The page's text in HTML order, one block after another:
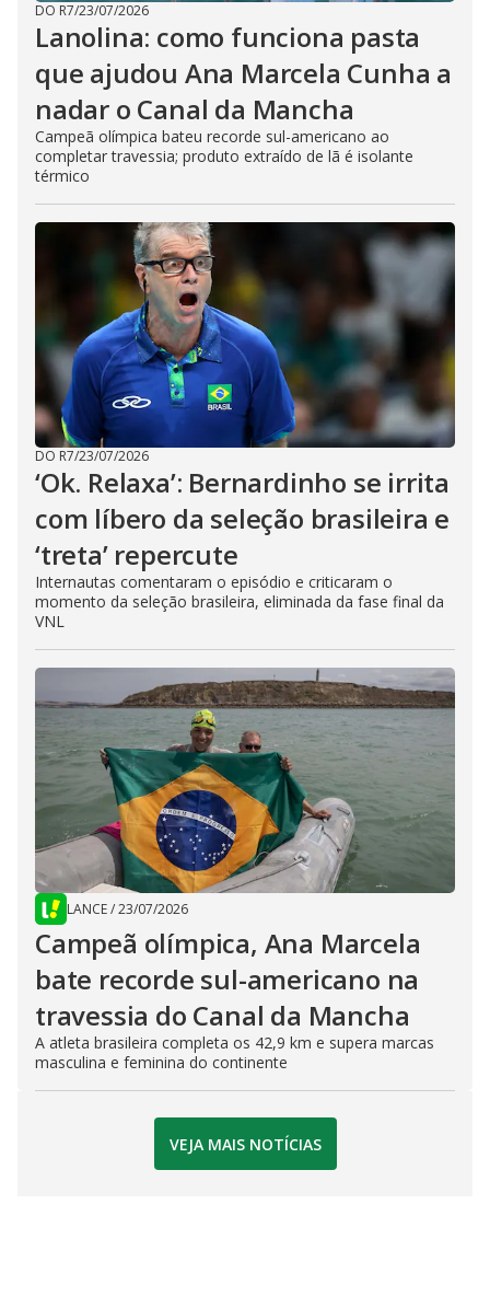
DO R7/23/07/2026
Lanolina: como funciona pasta
que ajudou Ana Marcela Cunha a
nadar o Canal da Mancha
Campeã olímpica bateu recorde sul-americano ao
completar travessia; produto extraído de lã é isolante
térmico
DO R7/23/07/2026
‘Ok. Relaxa’: Bernardinho se irrita
com líbero da seleção brasileira e
‘treta’ repercute
Internautas comentaram o episódio e criticaram o
momento da seleção brasileira, eliminada da fase final da
VNL
LANCE/23/07/2026
Campeã olímpica, Ana Marcela
bate recorde sul-americano na
travessia do Canal da Mancha
A atleta brasileira completa os 42,9 km e supera marcas
masculina e feminina do continente
VEJA MAIS NOTÍCIAS